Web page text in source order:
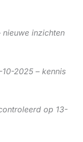
nieuwe inzichten
2025 – kennis
op 13-